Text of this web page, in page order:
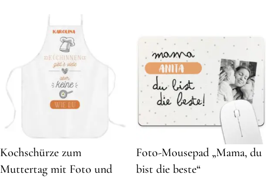
Kochschürze zum
Muttertag mit Foto und
Foto-Mousepad „Mama, du
bist die beste“